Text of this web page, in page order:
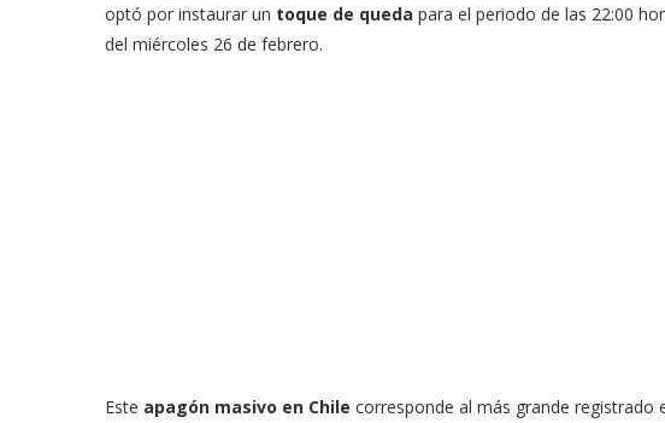
optó por instaurar un toque de queda para el periodo de las 22:00
del miércoles 26 de febrero.
Este apagón masivo en Chile corresponde al más grande